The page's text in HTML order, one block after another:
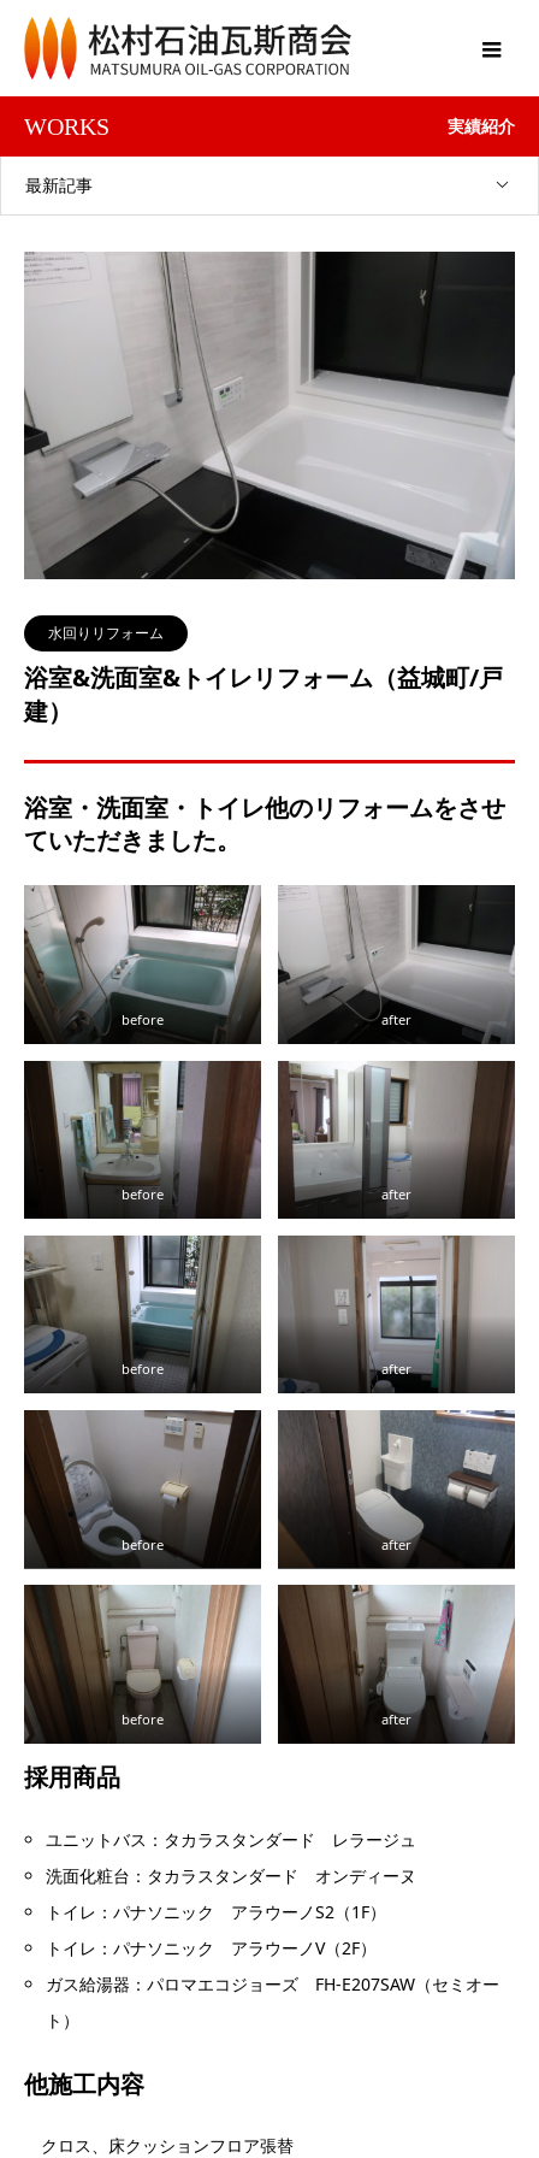
WORKS 実績紹介
最新記事
水回りリフォーム
浴室&洗面室&トイレリフォーム（益城町/戸
建）
浴室・洗面室・トイレ他のリフォームをさせ
ていただきました。
before after
before after
before after
before after
before after
採用商品
ユニットバス：タカラスタンダード レラージュ
洗面化粧台：タカラスタンダード オンディーヌ
トイレ：パナソニック アラウーノS2（1F）
トイレ：パナソニック アラウーノV（2F）
ガス給湯器：パロマエコジョーズ FH-E207SAW（セミオー
ト）
他施工内容
クロス、床クッションフロア張替